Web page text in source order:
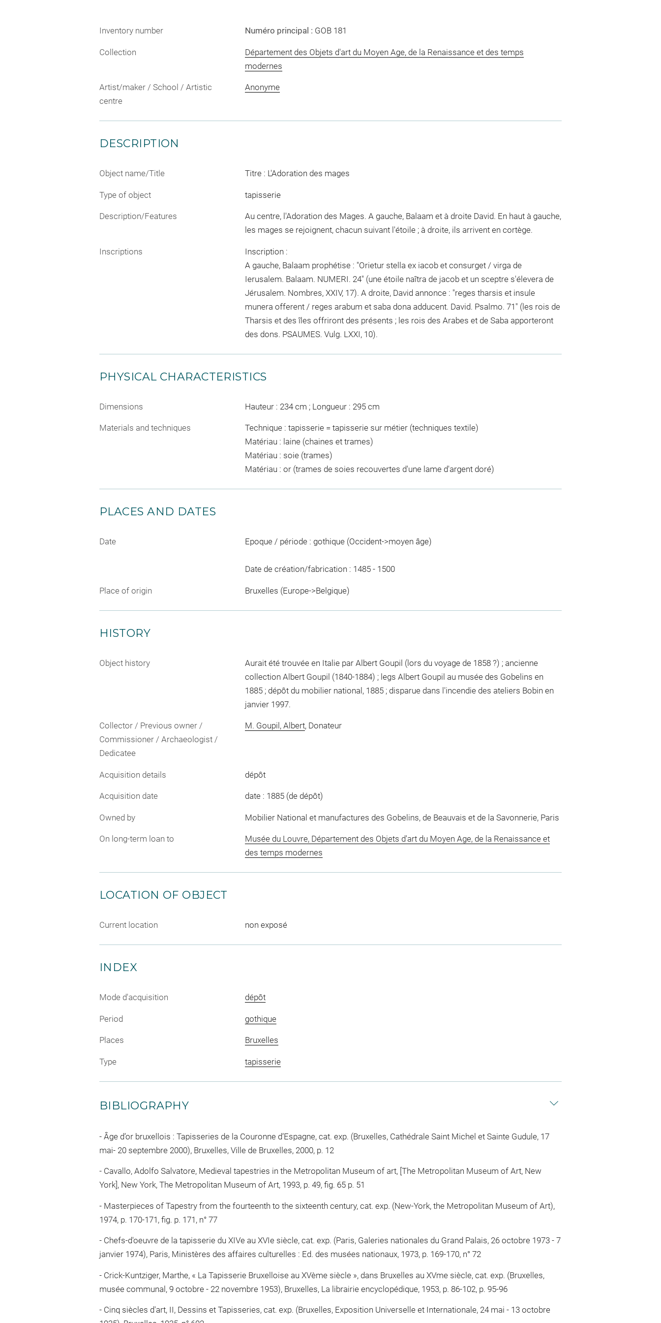
Inventory number Numéro principal : GOB 181
Collection
Département des Objets d'art du Moyen Age, de la Renaissance et des temps
modernes
Artist/maker / School / Artistic
centre
Anonyme
DESCRIPTION
Object name/Title Titre : L'Adoration des mages
Type of object tapisserie
Description/Features
Au centre, l'Adoration des Mages. A gauche, Balaam et à droite David. En haut à gauche,
les mages se rejoignent, chacun suivant l'étoile ; à droite, ils arrivent en cortège.
Inscriptions
Inscription :
A gauche, Balaam prophétise : "Orietur stella ex iacob et consurget / virga de
Ierusalem. Balaam. NUMERI. 24" (une étoile naîtra de jacob et un sceptre s'élevera de
Jérusalem. Nombres, XXIV, 17). A droite, David annonce : "reges tharsis et insule
munera offerent / reges arabum et saba dona adducent. David. Psalmo. 71" (les rois de
Tharsis et des îles offriront des présents ; les rois des Arabes et de Saba apporteront
des dons. PSAUMES. Vulg. LXXI, 10).
PHYSICAL CHARACTERISTICS
Dimensions Hauteur : 234 cm ; Longueur : 295 cm
Materials and techniques
Technique : tapisserie = tapisserie sur métier (techniques textile)
Matériau : laine (chaines et trames)
Matériau : soie (trames)
Matériau : or (trames de soies recouvertes d'une lame d'argent doré)
PLACES AND DATES
Date Epoque / période : gothique (Occident->moyen âge)
Date de création/fabrication : 1485 - 1500
Place of origin Bruxelles (Europe->Belgique)
HISTORY
Object history
Aurait été trouvée en Italie par Albert Goupil (lors du voyage de 1858 ?) ; ancienne
collection Albert Goupil (1840-1884) ; legs Albert Goupil au musée des Gobelins en
1885 ; dépôt du mobilier national, 1885 ; disparue dans l'incendie des ateliers Bobin en
janvier 1997.
Collector / Previous owner /
Commissioner / Archaeologist /
Dedicatee
M. Goupil, Albert, Donateur
Acquisition details dépôt
Acquisition date date : 1885 (de dépôt)
Owned by Mobilier National et manufactures des Gobelins, de Beauvais et de la Savonnerie, Paris
On long-term loan to
Musée du Louvre, Département des Objets d'art du Moyen Age, de la Renaissance et
des temps modernes
LOCATION OF OBJECT
Current location non exposé
INDEX
Mode d'acquisition dépôt
Period gothique
Places Bruxelles
Type tapisserie
BIBLIOGRAPHY
Âge d’or bruxellois : Tapisseries de la Couronne d’Espagne, cat. exp. (Bruxelles, Cathédrale Saint Michel et Sainte Gudule, 17
mai- 20 septembre 2000), Bruxelles, Ville de Bruxelles, 2000, p. 12
Cavallo, Adolfo Salvatore, Medieval tapestries in the Metropolitan Museum of art, [The Metropolitan Museum of Art, New
York], New York, The Metropolitan Museum of Art, 1993, p. 49, fig. 65 p. 51
Masterpieces of Tapestry from the fourteenth to the sixteenth century, cat. exp. (New-York, the Metropolitan Museum of Art),
1974, p. 170-171, fig. p. 171, n° 77
Chefs-d'oeuvre de la tapisserie du XIVe au XVIe siècle, cat. exp. (Paris, Galeries nationales du Grand Palais, 26 octobre 1973 - 7
janvier 1974), Paris, Ministères des affaires culturelles : Ed. des musées nationaux, 1973, p. 169-170, n° 72
Crick-Kuntziger, Marthe, « La Tapisserie Bruxelloise au XVème siècle », dans Bruxelles au XVme siècle, cat. exp. (Bruxelles,
musée communal, 9 octobre - 22 novembre 1953), Bruxelles, La librairie encyclopédique, 1953, p. 86-102, p. 95-96
Cinq siècles d'art, II, Dessins et Tapisseries, cat. exp. (Bruxelles, Exposition Universelle et Internationale, 24 mai - 13 octobre